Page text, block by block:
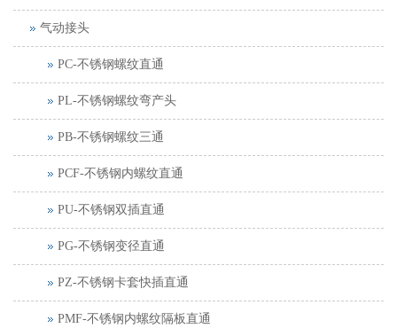
气动接头
PC-不锈钢螺纹直通
PL-不锈钢螺纹弯产头
PB-不锈钢螺纹三通
PCF-不锈钢内螺纹直通
PU-不锈钢双插直通
PG-不锈钢变径直通
PZ-不锈钢卡套快插直通
PMF-不锈钢内螺纹隔板直通